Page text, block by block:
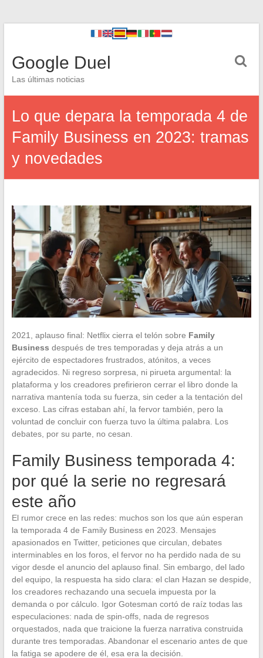
Google Duel
Las últimas noticias
Lo que depara la temporada 4 de
Family Business en 2023: tramas
y novedades
2021, aplauso final: Netflix cierra el telón sobre Family
Business después de tres temporadas y deja atrás a un
ejército de espectadores frustrados, atónitos, a veces
agradecidos. Ni regreso sorpresa, ni pirueta argumental: la
plataforma y los creadores prefirieron cerrar el libro donde la
narrativa mantenía toda su fuerza, sin ceder a la tentación del
exceso. Las cifras estaban ahí, la fervor también, pero la
voluntad de concluir con fuerza tuvo la última palabra. Los
debates, por su parte, no cesan.
Family Business temporada 4:
por qué la serie no regresará
este año
El rumor crece en las redes: muchos son los que aún esperan
la temporada 4 de Family Business en 2023. Mensajes
apasionados en Twitter, peticiones que circulan, debates
interminables en los foros, el fervor no ha perdido nada de su
vigor desde el anuncio del aplauso final. Sin embargo, del lado
del equipo, la respuesta ha sido clara: el clan Hazan se despide,
los creadores rechazando una secuela impuesta por la
demanda o por cálculo. Igor Gotesman cortó de raíz todas las
especulaciones: nada de spin-offs, nada de regresos
orquestados, nada que traicione la fuerza narrativa construida
durante tres temporadas. Abandonar el escenario antes de que
la fatiga se apodere de él, esa era la decisión.